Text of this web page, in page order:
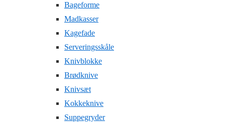
Bageforme
Madkasser
Kagefade
Serveringsskåle
Knivblokke
Brødknive
Knivsæt
Kokkeknive
Suppegryder